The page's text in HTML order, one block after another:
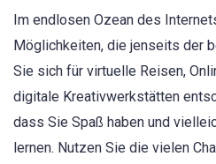
Im endlosen Ozean des
Möglichkeiten, die jenseits der
Sie sich für virtuelle Reisen,
digitale Kreativwerkstätten
dass Sie Spaß haben und
lernen. Nutzen Sie die vielen